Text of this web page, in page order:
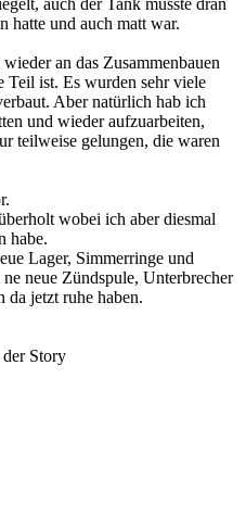
auch der Tank musste dran
hatte und auch matt war.
an das Zusammenbauen
Teil ist. Es wurden sehr viele
Aber natürlich hab ich
und wieder aufzuarbeiten,
teilweise gelungen, die waren
wobei ich aber diesmal
habe.
Lager, Simmerringe und
neue Zündspule, Unterbrecher
da jetzt ruhe haben.
Story